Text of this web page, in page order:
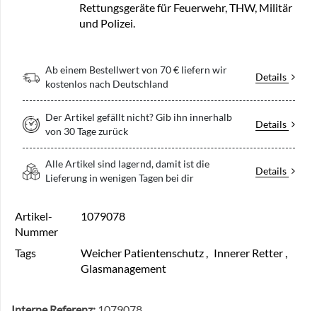
Rettungsgeräte für Feuerwehr, THW, Militär
und Polizei.
Ab einem Bestellwert von 70 € liefern wir
kostenlos nach Deutschland
Details
Der Artikel gefällt nicht? Gib ihn innerhalb
von 30 Tage zurück
Details
Alle Artikel sind lagernd, damit ist die
Lieferung in wenigen Tagen bei dir
Details
Artikel-
Nummer
1079078
Tags Weicher Patientenschutz, Innerer Retter,
Glasmanagement